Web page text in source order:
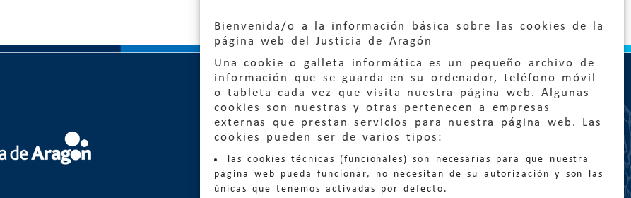
Bienvenida/o a la información básica sobre las cookies de la
página web del Justicia de Aragón
Una cookie o galleta informática es un pequeño archivo de
información que se guarda en su ordenador, teléfono móvil
o tableta cada vez que visita nuestra página web. Algunas
cookies son nuestras y otras pertenecen a empresas
externas que prestan servicios para nuestra página web. Las
cookies pueden ser de varios tipos:
las cookies técnicas (funcionales) son necesarias para que nuestra
página web pueda funcionar, no necesitan de su autorización y son las
únicas que tenemos activadas por defecto.
Quejas:quejas@eljusticiadearagon.es
Información general:
informacion@eljusticiadearagon.es